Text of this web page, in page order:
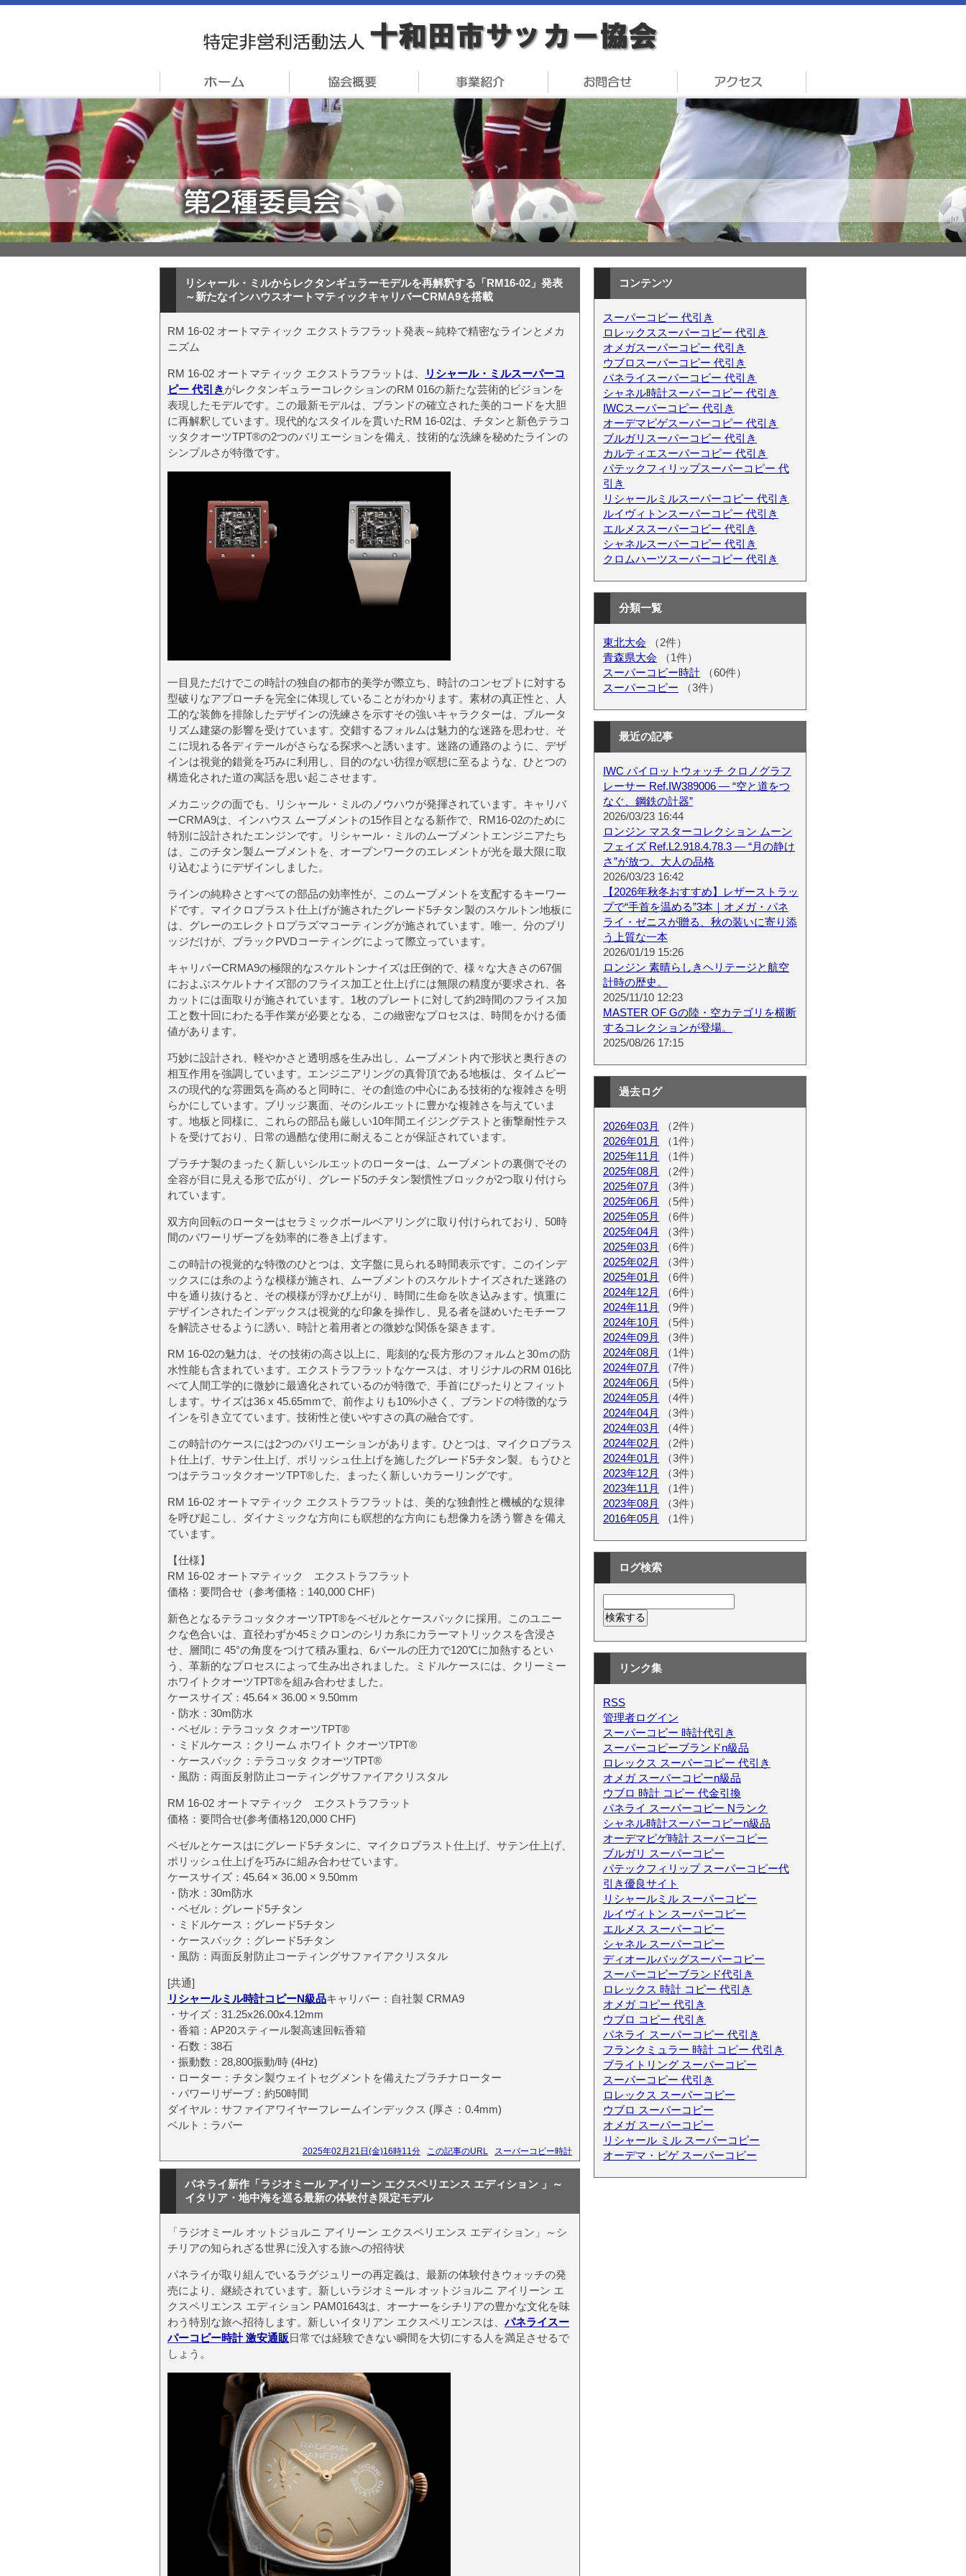
リシャール・ミルからレクタンギュラーモデルを再解釈する「RM16-02」発表
～新たなインハウスオートマティックキャリバーCRMA9を搭載
RM 16-02 オートマティック エクストラフラット発表～純粋で精密なラインとメカ
ニズム
RM 16-02 オートマティック エクストラフラットは、
リシャール・ミルスーパーコ
ピー 代引きがレクタンギュラーコレクションのRM 016の新たな芸術的ビジョンを
表現したモデルです。この最新モデルは、ブランドの確立された美的コードを大胆
に再解釈しています。現代的なスタイルを貫いたRM 16-02は、チタンと新色テラコ
ッタクオーツTPT®の2つのバリエーションを備え、技術的な洗練を秘めたラインの
シンプルさが特徴です。
一目見ただけでこの時計の独自の都市的美学が際立ち、時計のコンセプトに対する
型破りなアプローチを完全に体現していることがわかります。素材の真正性と、人
工的な装飾を排除したデザインの洗練さを示すその強いキャラクターは、ブルータ
リズム建築の影響を受けています。交錯するフォルムは魅力的な迷路を思わせ、そ
こに現れる各ディテールがさらなる探求へと誘います。迷路の通路のように、デザ
インは視覚的錯覚を巧みに利用し、目的のない彷徨が瞑想に至るような、ひとつの
構造化された道の寓話を思い起こさせます。
メカニックの面でも、リシャール・ミルのノウハウが発揮されています。キャリバ
ーCRMA9は、インハウス ムーブメントの15作目となる新作で、RM16-02のために
特別に設計されたエンジンです。リシャール・ミルのムーブメントエンジニアたち
は、このチタン製ムーブメントを、オープンワークのエレメントが光を最大限に取
り込むようにデザインしました。
ラインの純粋さとすべての部品の効率性が、このムーブメントを支配するキーワー
ドです。マイクロブラスト仕上げが施されたグレード5チタン製のスケルトン地板に
は、グレーのエレクトロプラズマコーティングが施されています。唯一、分のブリ
ッジだけが、ブラックPVDコーティングによって際立っています。
キャリバーCRMA9の極限的なスケルトンナイズは圧倒的で、様々な大きさの67個
におよぶスケルトナイズ部のフライス加工と仕上げには無限の精度が要求され、各
カットには面取りが施されています。1枚のプレートに対して約2時間のフライス加
工と数十回にわたる手作業が必要となる、この緻密なプロセスは、時間をかける価
値があります。
巧妙に設計され、軽やかさと透明感を生み出し、ムーブメント内で形状と奥行きの
相互作用を強調しています。エンジニアリングの真骨頂である地板は、タイムピー
スの現代的な雰囲気を高めると同時に、その創造の中心にある技術的な複雑さを明
らかにしています。ブリッジ裏面、そのシルエットに豊かな複雑さを与えていま
す。地板と同様に、これらの部品も厳しい10年間エイジングテストと衝撃耐性テス
トを受けており、日常の過酷な使用に耐えることが保証されています。
プラチナ製のまったく新しいシルエットのローターは、ムーブメントの裏側でその
全容が目に見える形で広がり、グレード5のチタン製慣性ブロックが2つ取り付けら
れています。
双方向回転のローターはセラミックボールベアリングに取り付けられており、50時
間のパワーリザーブを効率的に巻き上げます。
この時計の視覚的な特徴のひとつは、文字盤に見られる時間表示です。このインデ
ックスには糸のような模様が施され、ムーブメントのスケルトナイズされた迷路の
中を通り抜けると、その模様が浮かび上がり、時間に生命を吹き込みます。慎重に
デザインされたインデックスは視覚的な印象を操作し、見る者を謎めいたモチーフ
を解読させるように誘い、時計と着用者との微妙な関係を築きます。
RM 16-02の魅力は、その技術の高さ以上に、彫刻的な長方形のフォルムと30ｍの防
水性能も含まれています。エクストラフラットなケースは、オリジナルのRM 016比
べて人間工学的に微妙に最適化されているのが特徴で、手首にぴったりとフィット
します。サイズは36 x 45.65mmで、前作よりも10%小さく、ブランドの特徴的なラ
インを引き立てています。技術性と使いやすさの真の融合です。
この時計のケースには2つのバリエーションがあります。ひとつは、マイクロブラス
ト仕上げ、サテン仕上げ、ポリッシュ仕上げを施したグレード5チタン製。もうひと
つはテラコッタクオーツTPT®した、まったく新しいカラーリングです。
RM 16-02 オートマティック エクストラフラットは、美的な独創性と機械的な規律
を呼び起こし、ダイナミックな方向にも瞑想的な方向にも想像力を誘う響きを備え
ています。
【仕様】
RM 16-02 オートマティック エクストラフラット
価格：要問合せ（参考価格：140,000 CHF）
新色となるテラコッタクオーツTPT®をベゼルとケースバックに採用。このユニー
クな色合いは、直径わずか45ミクロンのシリカ糸にカラーマトリックスを含浸さ
せ、層間に 45°の角度をつけて積み重ね、6バールの圧力で120℃に加熱するとい
う、革新的なプロセスによって生み出されました。ミドルケースには、クリーミー
ホワイトクオーツTPT®を組み合わせました。
ケースサイズ：45.64 × 36.00 × 9.50mm
・防水：30m防水
・ベゼル：テラコッタ クオーツTPT®
・ミドルケース：クリーム ホワイト クオーツTPT®
・ケースバック：テラコッタ クオーツTPT®
・風防：両面反射防止コーティングサファイアクリスタル
RM 16-02 オートマティック エクストラフラット
価格：要問合せ(参考価格120,000 CHF)
ベゼルとケースはにグレード5チタンに、マイクロブラスト仕上げ、サテン仕上げ、
ポリッシュ仕上げを巧みに組み合わせています。
ケースサイズ：45.64 × 36.00 × 9.50mm
・防水：30m防水
・ベゼル：グレード5チタン
・ミドルケース：グレード5チタン
・ケースバック：グレード5チタン
・風防：両面反射防止コーティングサファイアクリスタル
[共通]
リシャールミル時計コピーN級品キャリバー：自社製 CRMA9
・サイズ：31.25x26.00x4.12mm
・香箱：AP20スティール製高速回転香箱
・石数：38石
・振動数：28,800振動/時 (4Hz)
・ローター：チタン製ウェイトセグメントを備えたプラチナローター
・パワーリザーブ：約50時間
ダイヤル：サファイアワイヤーフレームインデックス (厚さ：0.4mm)
ベルト：ラバー
2025年02月21日(金)16時11分 この記事のURL スーパーコピー時計
パネライ新作「ラジオミール アイリーン エクスペリエンス エディション 」～
イタリア・地中海を巡る最新の体験付き限定モデル
「ラジオミール オットジョルニ アイリーン エクスペリエンス エディション」～シ
チリアの知られざる世界に没入する旅への招待状
パネライが取り組んでいるラグジュリーの再定義は、最新の体験付きウォッチの発
売により、継続されています。新しいラジオミール オットジョルニ アイリーン エ
クスペリエンス エディション PAM01643は、オーナーをシチリアの豊かな文化を味
わう特別な旅へ招待します。新しいイタリアン エクスペリエンスは、パネライスー
パーコピー時計 激安通販日常では経験できない瞬間を大切にする人を満足させるで
しょう。
コンテンツ
スーパーコピー 代引き
ロレックススーパーコピー 代引き
オメガスーパーコピー 代引き
ウブロスーパーコピー 代引き
パネライスーパーコピー 代引き
シャネル時計スーパーコピー 代引き
IWCスーパーコピー 代引き
オーデマピゲスーパーコピー 代引き
ブルガリスーパーコピー 代引き
カルティエスーパーコピー 代引き
パテックフィリップスーパーコピー 代
引き
リシャールミルスーパーコピー 代引き
ルイヴィトンスーパーコピー 代引き
エルメススーパーコピー 代引き
シャネルスーパーコピー 代引き
クロムハーツスーパーコピー 代引き
分類一覧
東北大会 （2件）
青森県大会 （1件）
スーパーコピー時計 （60件）
スーパーコピー （3件）
最近の記事
IWC パイロットウォッチ クロノグラフ
レーサー Ref.IW389006 — “空と道をつ
なぐ、鋼鉄の計器”
2026/03/23 16:44
ロンジン マスターコレクション ムーン
フェイズ Ref.L2.918.4.78.3 — “月の静け
さ”が放つ、大人の品格
2026/03/23 16:42
【2026年秋冬おすすめ】レザーストラッ
プで“手首を温める”3本｜オメガ・パネ
ライ・ゼニスが贈る、秋の装いに寄り添
う上質な一本
2026/01/19 15:26
ロンジン 素晴らしきヘリテージと航空
計時の歴史。
2025/11/10 12:23
MASTER OF Gの陸・空カテゴリを横断
するコレクションが登場。
2025/08/26 17:15
過去ログ
2026年03月
（2件）
2026年01月
（1件）
2025年11月
（1件）
2025年08月
（2件）
2025年07月
（3件）
2025年06月
（5件）
2025年05月
（6件）
2025年04月
（3件）
2025年03月
（6件）
2025年02月
（3件）
2025年01月
（6件）
2024年12月
（6件）
2024年11月
（9件）
2024年10月
（5件）
2024年09月
（3件）
2024年08月
（1件）
2024年07月
（7件）
2024年06月
（5件）
2024年05月
（4件）
2024年04月
（3件）
2024年03月
（4件）
2024年02月
（2件）
2024年01月
（3件）
2023年12月
（3件）
2023年11月
（1件）
2023年08月
（3件）
2016年05月
（1件）
ログ検索
リンク集
RSS
管理者ログイン
スーパーコピー 時計代引き
スーパーコピーブランドn級品
ロレックス スーパーコピー 代引き
オメガ スーパーコピーn級品
ウブロ 時計 コピー 代金引換
パネライ スーパーコピー Nランク
シャネル時計スーパーコピーn級品
オーデマピゲ時計 スーパーコピー
ブルガリ スーパーコピー
パテックフィリップ スーパーコピー代
引き優良サイト
リシャールミル スーパーコピー
ルイヴィトン スーパーコピー
エルメス スーパーコピー
シャネル スーパーコピー
ディオールバッグスーパーコピー
スーパーコピーブランド代引き
ロレックス 時計 コピー 代引き
オメガ コピー 代引き
ウブロ コピー 代引き
パネライ スーパーコピー 代引き
フランクミュラー 時計 コピー 代引き
ブライトリング スーパーコピー
スーパーコピー 代引き
ロレックス スーパーコピー
ウブロ スーパーコピー
オメガ スーパーコピー
リシャール ミル スーパーコピー
オーデマ・ピゲ スーパーコピー